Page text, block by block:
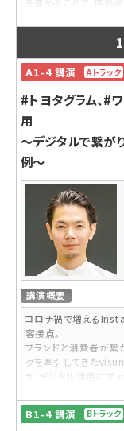
島に移住しサムライト
湯浅 眞氏
大学時代は医療機器の
品開発、クライアント
フォロワー数は約5万人。
脱初級
講師プロフィール
富岡 広通
⽴、十余年事業を営む。
⾷品メーカーのDtoC事
EC事業の戦略企画、
ロモーション戦略⽴
でのデータドリブンマ
直近携わったヒット商
子安 亜紀子氏
慶應義塾大学 環境情報
トを経て、（株）マクロ
品開発、事業企画、営
参画。執行役員として
などを担当している。
A1-4 講演
Aトラック
#トヨタグラム、#
用
〜デジタルで繋が
例〜
講演概要
コロナ禍で増える
客接点。
ブランドと消費者が繋
グを牽引してきた
き、デジタル活用に求
参加対象者
B1-4 講演 Bトラック